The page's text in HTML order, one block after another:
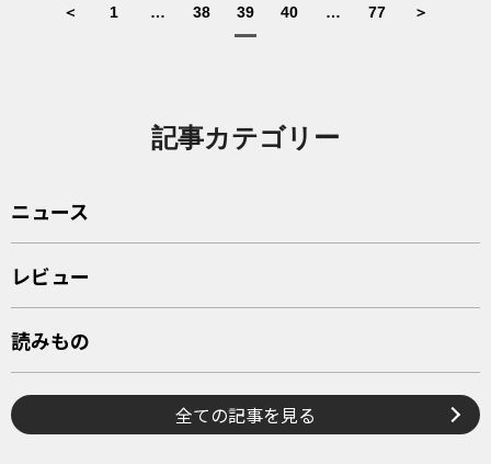
＜ 1 … 38 39 40 … 77 ＞
記事カテゴリー
ニュース
レビュー
読みもの
全ての記事を見る